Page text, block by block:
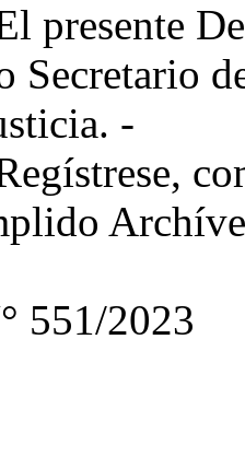
presente
Secretario
-
551/2023